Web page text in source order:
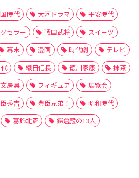
時代 大河ドラマ
平安時代
セラー 戦国武将
スイーツ
幕末 漫画 時代劇
テレビ
織田信長 徳川家康
抹茶
文房具 フィギュア
展覧会
秀吉 豊臣兄弟！
昭和時代
葛飾北斎 鎌倉殿の13人